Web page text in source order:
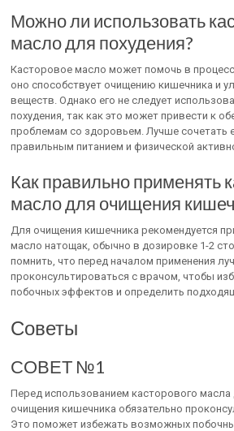
Можно ли использовать
масло для похудения?
Касторовое масло может помочь в
оно способствует очищению кишечника и
веществ. Однако его не следует
похудения, так как это может привести к
проблемам со здоровьем. Лучше сочетать
правильным питанием и физической
Как правильно применять
масло для очищения
Для очищения кишечника рекомендуется
масло натощак, обычно в дозировке 1-2
помнить, что перед началом применения
проконсультироваться с врачом, чтобы
побочных эффектов и определить
Советы
СОВЕТ №1
Перед использованием касторового масла
очищения кишечника обязательно
Это поможет избежать возможных